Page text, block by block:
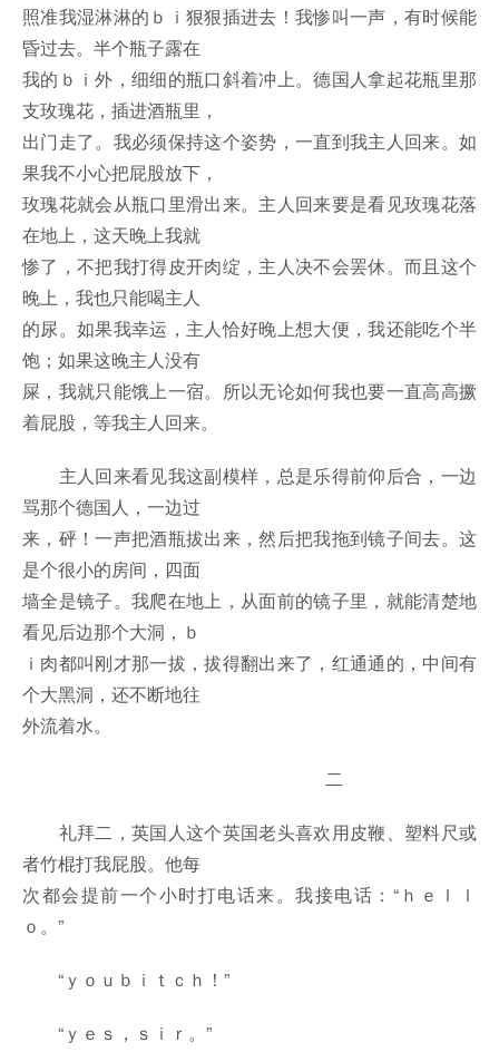
照准我湿淋淋的ｂｉ狠狠插进去！我惨叫一声，有时候能
昏过去。半个瓶子露在
我的ｂｉ外，细细的瓶口斜着冲上。德国人拿起花瓶里那
支玫瑰花，插进酒瓶里，
出门走了。我必须保持这个姿势，一直到我主人回来。如
果我不小心把屁股放下，
玫瑰花就会从瓶口里滑出来。主人回来要是看见玫瑰花落
在地上，这天晚上我就
惨了，不把我打得皮开肉绽，主人决不会罢休。而且这个
晚上，我也只能喝主人
的尿。如果我幸运，主人恰好晚上想大便，我还能吃个半
饱；如果这晚主人没有
屎，我就只能饿上一宿。所以无论如何我也要一直高高撅
着屁股，等我主人回来。
主人回来看见我这副模样，总是乐得前仰后合，一边
骂那个德国人，一边过
来，砰！一声把酒瓶拔出来，然后把我拖到镜子间去。这
是个很小的房间，四面
墙全是镜子。我爬在地上，从面前的镜子里，就能清楚地
看见后边那个大洞，ｂ
ｉ肉都叫刚才那一拔，拔得翻出来了，红通通的，中间有
个大黑洞，还不断地往
外流着水。
二
礼拜二，英国人这个英国老头喜欢用皮鞭、塑料尺或
者竹棍打我屁股。他每
次都会提前一个小时打电话来。我接电话：“ｈｅｌｌ
ｏ。”
“ｙｏｕｂｉｔｃｈ！”
“ｙｅｓ，ｓｉｒ。”